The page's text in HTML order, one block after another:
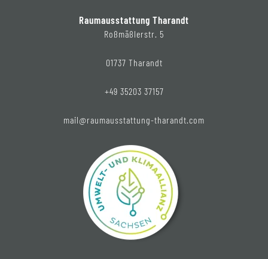
Raumausstattung Tharandt
Roßmäßlerstr. 5
01737 Tharandt
+49 35203 37157
mail@raumausstattung-tharandt.com